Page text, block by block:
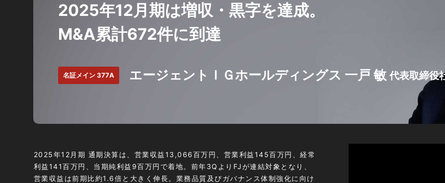
2025年12月期は増収・黒字を達成。
M&A累計672件に到達
名証メイン 377A エージェントＩＧホールディングス 一戸 敏代表取締役
2025年12月期 通期決算は、営業収益13,066百万円、営業利益145百万円、経常
利益141百万円、当期純利益9百万円で着地。前年3QよりFJが連結対象となり、
営業収益は前期比約1.6倍と大きく伸長。業務品質及びガバナンス体制強化に向け